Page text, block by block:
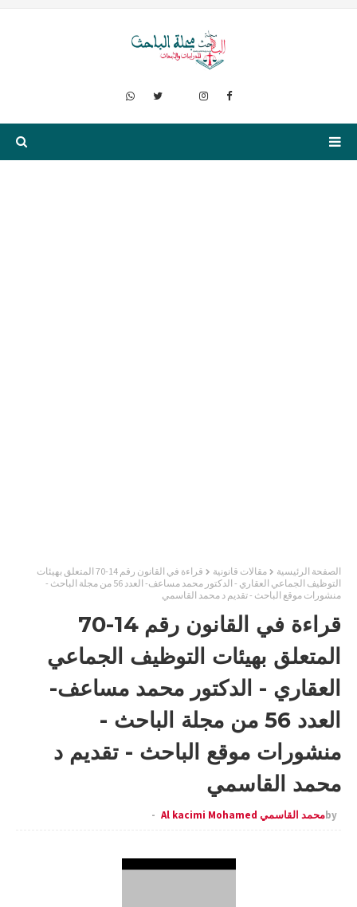
الصفحة الرئيسية مقالات قانونية
قراءة في القانون رقم 14-70 المتعلق بهيئات
التوظيف الجماعي العقاري - الدكتور محمد مساعف- العدد 56 من مجلة الباحث -
منشورات موقع الباحث - تقديم د محمد القاسمي
قراءة في القانون رقم 14-70
المتعلق بهيئات التوظيف الجماعي
العقاري - الدكتور محمد مساعف-
العدد 56 من مجلة الباحث -
منشورات موقع الباحث - تقديم د
محمد القاسمي
byمحمد القاسمي Al kacimi Mohamed